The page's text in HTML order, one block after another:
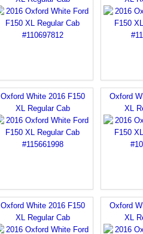
Oxford White 2016 F150
XL Regular Cab
Oxford
XL
Oxford White 2016 F150
XL Regular Cab
Oxford
XL